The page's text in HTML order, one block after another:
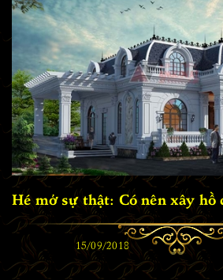
15/09/2018